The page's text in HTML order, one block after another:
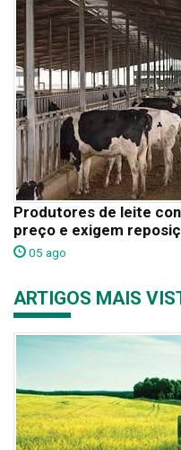
Produtores de leite
preço e exigem
05 ago
ARTIGOS MAIS